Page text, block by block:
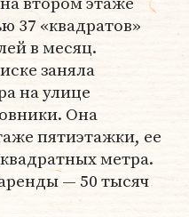
37 «квадратов»
в месяц.
заняла
на улице
Она
пятиэтажки, ее
метра.
— 50 тысяч